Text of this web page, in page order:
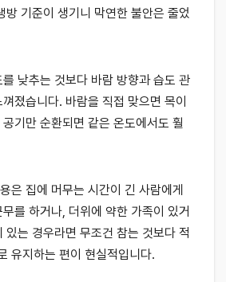
방 기준이 생기니 막연한 불안은 줄었
낮추는 것보다 바람 방향과 습도 관
졌습니다. 바람을 직접 맞으면 목이
기만 순환되면 같은 온도에서도 훨
은 집에 머무는 시간이 긴 사람에게
를 하거나, 더위에 약한 가족이 있거
있는 경우라면 무조건 참는 것보다 적
유지하는 편이 현실적입니다.